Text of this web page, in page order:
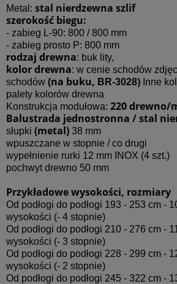
Metal: stal nierdzewna szlif
szerokość biegu:
- zabieg L-90: 800 / 800 mm
- zabieg prosto P: 800 mm
rodzaj drewna: buk lity,
kolor drewna: w cenie schodów
schodów (na buku, BR-3028) Inne
palety kolorów drewna
Konstrukcja modułowa: 220 drewno/
Balustrada jednostronna / stal
słupki (metal) 38 mm
wpuszczane w stopnie / co drugi
wypełnienie rurki 12 mm INOX (4 szt.)
pochwyt drewno 50 mm
Przykładowe wysokości, rozmiary
Od podłogi do podłogi 193 - 253 cm -
wysokości (- 4 stopnie)
Od podłogi do podłogi 210 - 276 cm -
wysokości (- 3 stopnie)
Od podłogi do podłogi 228 - 299 cm -
wysokości (- 2 stopnie)
Od podłogi do podłogi 245 - 322 cm -